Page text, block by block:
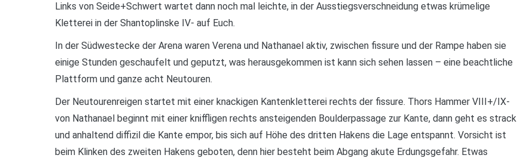
Links von Seide+Schwert wartet dann noch mal leichte, in der Ausstiegsverschneidung etwas krümelige
Kletterei in der Shantoplinske IV- auf Euch.
In der Südwestecke der Arena waren Verena und Nathanael aktiv, zwischen fissure und der Rampe haben sie
einige Stunden geschaufelt und geputzt, was herausgekommen ist kann sich sehen lassen – eine beachtliche
Plattform und ganze acht Neutouren.
Der Neutourenreigen startet mit einer knackigen Kantenkletterei rechts der fissure. Thors Hammer VIII+/IX-
von Nathanael beginnt mit einer kniffligen rechts ansteigenden Boulderpassage zur Kante, dann geht es strack
und anhaltend diffizil die Kante empor, bis sich auf Höhe des dritten Hakens die Lage entspannt. Vorsicht ist
beim Klinken des zweiten Hakens geboten, denn hier besteht beim Abgang akute Erdungsgefahr. Etwas